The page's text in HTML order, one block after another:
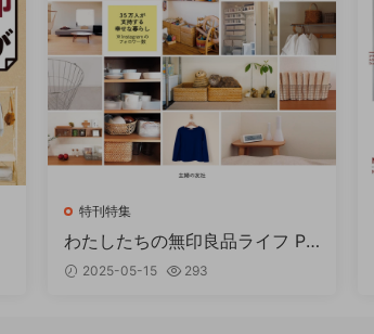
特刊特集
わたしたちの無印良品ライフ PD
F
2025-05-15 293